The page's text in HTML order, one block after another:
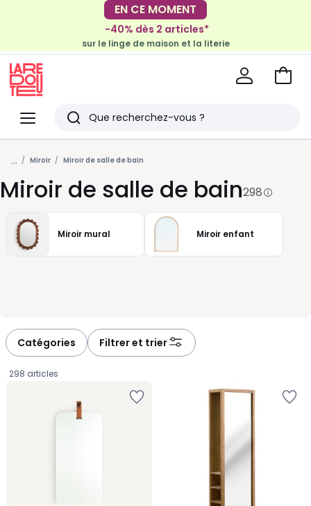
EN CE MOMENT
-30€ tous les 100€*
sur le meuble & la déco
-40% dès 2 articles*
sur le linge de maison et la literie
Menu
Redoute
Rechercher
Derniers
articles
vus
Voir
... Miroir Miroir de salle de bain
Miroir de salle de bain298
Miroir mural Miroir enfant
Catégories Filtrer et trier
298 articles